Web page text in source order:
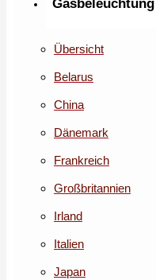
Übersicht
Belarus
China
Dänemark
Frankreich
Großbritannien
Irland
Italien
Japan